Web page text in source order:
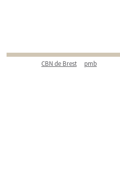
CBN de Brest pmb